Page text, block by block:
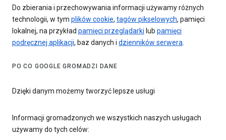
Do zbierania i przechowywania informacji używamy różnych
technologii, w tym plików cookie, tagów pikselowych, pamięci
lokalnej, na przykład pamięci przeglądarki lub pamięci
podręcznej aplikacji, baz danych i dzienników serwera.
PO CO GOOGLE GROMADZI DANE
Dzięki danym możemy tworzyć lepsze usługi
Informacji gromadzonych we wszystkich naszych usługach
używamy do tych celów: